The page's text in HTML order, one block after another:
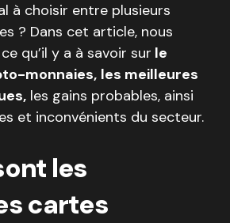
à choisir entre plusieurs
? Dans cet article, nous
qu’il y a à savoir sur le
monnaies, les meilleures
les gains probables, ainsi
et inconvénients du secteur.
les
cartes